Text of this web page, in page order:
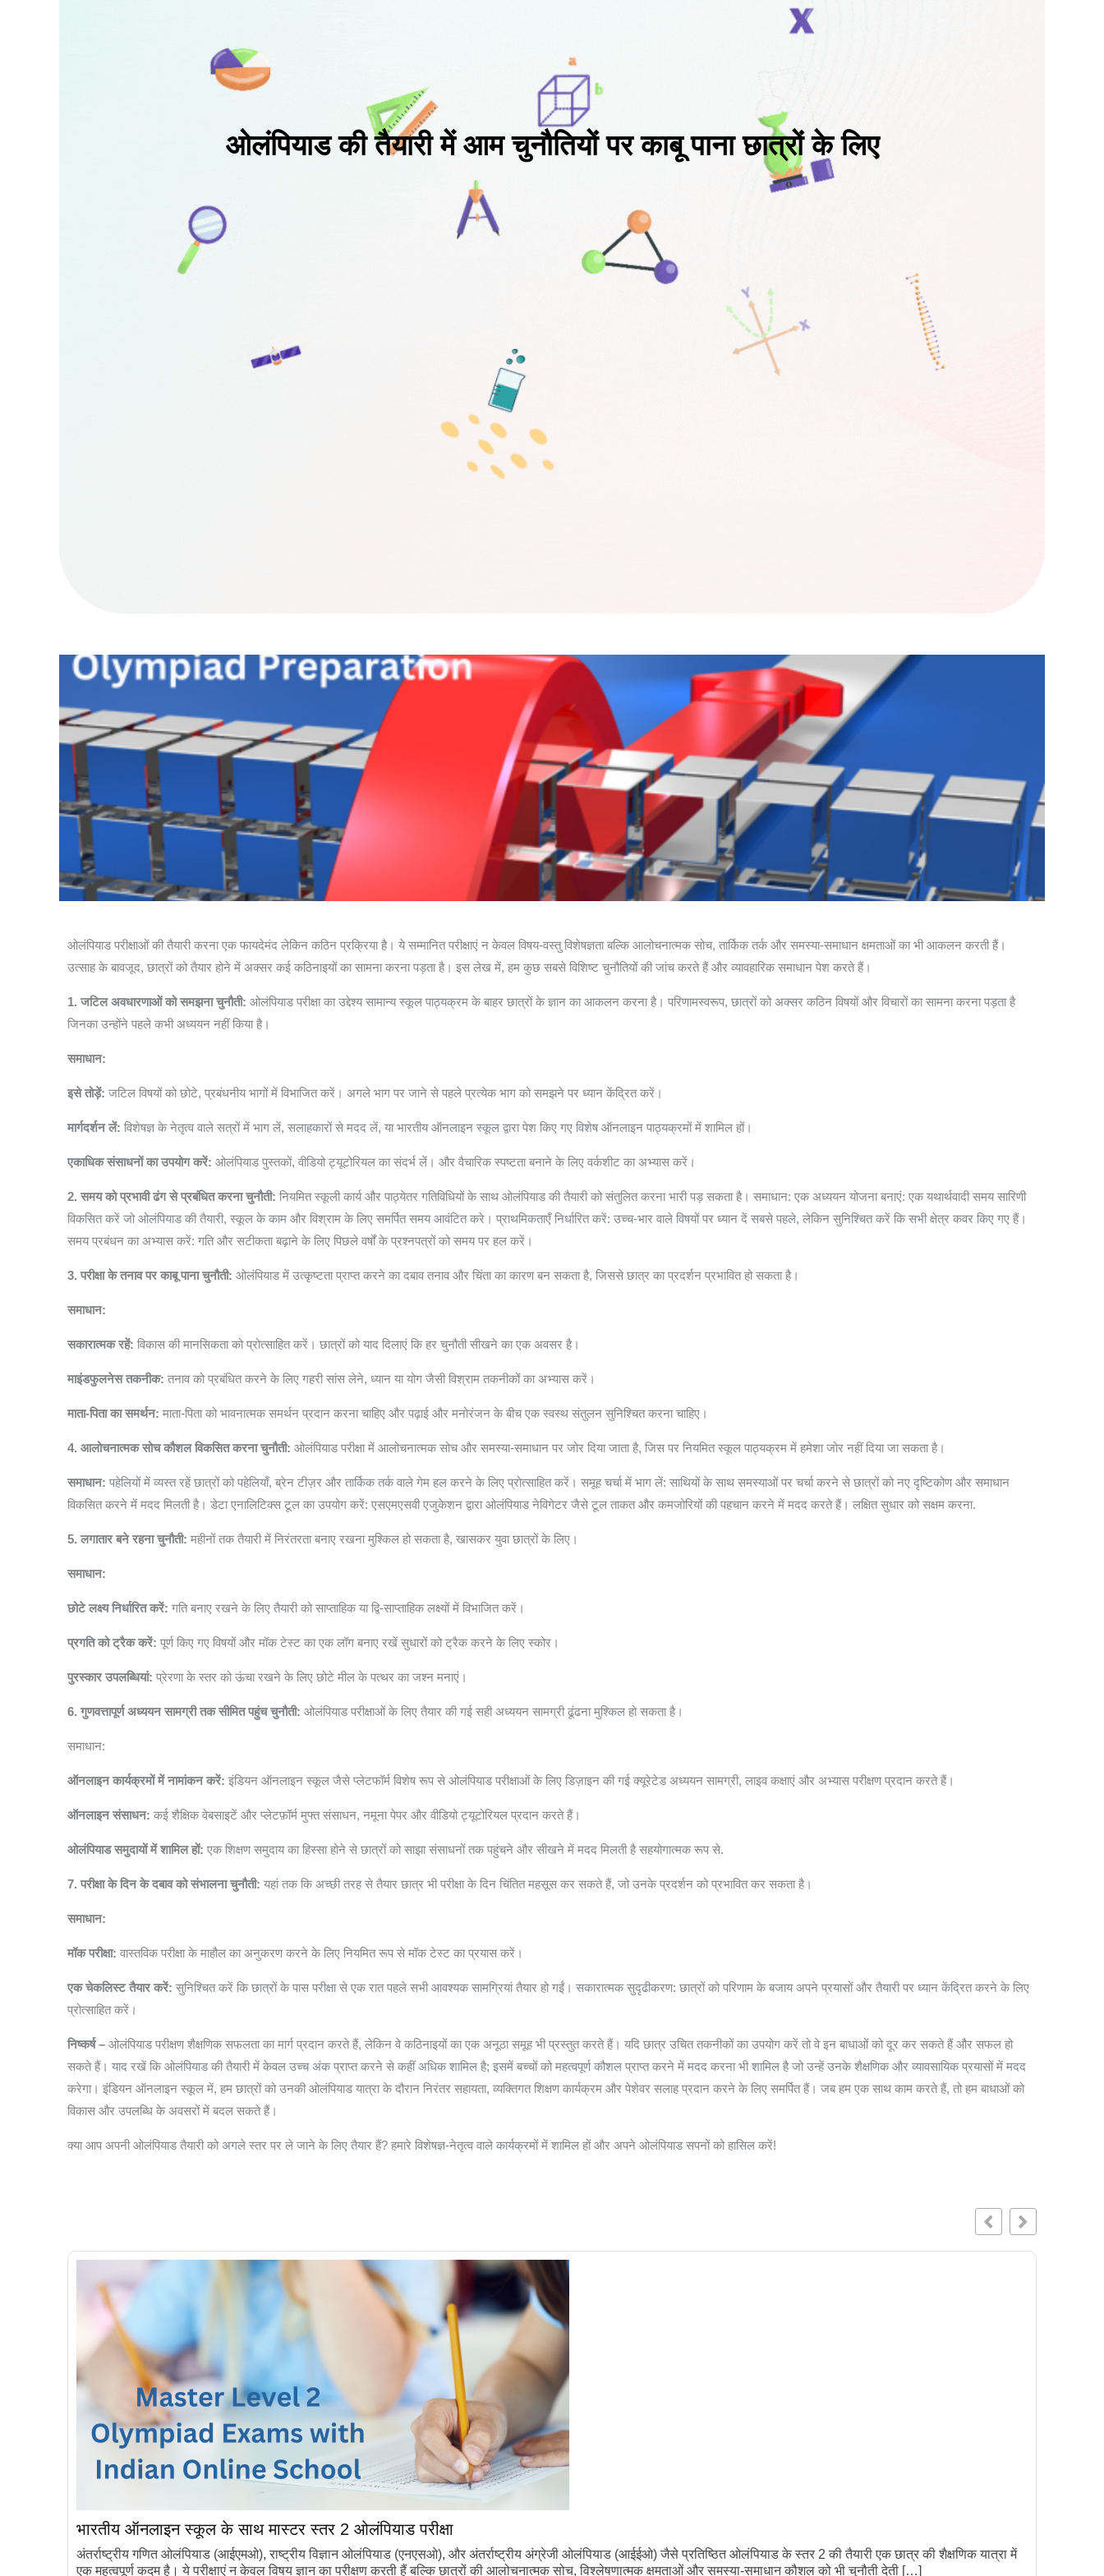
ओलंपियाड की तैयारी में आम चुनौतियों पर काबू पाना छात्रों के लिए
ओलंपियाड परीक्षाओं की तैयारी करना एक फायदेमंद लेकिन कठिन प्रक्रिया है। ये सम्मानित परीक्षाएं न केवल विषय-वस्तु विशेषज्ञता बल्कि आलोचनात्मक सोच, तार्किक तर्क और समस्या-समाधान क्षमताओं का भी आकलन करती हैं।
उत्साह के बावजूद, छात्रों को तैयार होने में अक्सर कई कठिनाइयों का सामना करना पड़ता है। इस लेख में, हम कुछ सबसे विशिष्ट चुनौतियों की जांच करते हैं और व्यावहारिक समाधान पेश करते हैं।
1. जटिल अवधारणाओं को समझना चुनौती: ओलंपियाड परीक्षा का उद्देश्य सामान्य स्कूल पाठ्यक्रम के बाहर छात्रों के ज्ञान का आकलन करना है। परिणामस्वरूप, छात्रों को अक्सर कठिन विषयों और विचारों का सामना करना पड़ता है
जिनका उन्होंने पहले कभी अध्ययन नहीं किया है।
समाधान:
इसे तोड़ें: जटिल विषयों को छोटे, प्रबंधनीय भागों में विभाजित करें। अगले भाग पर जाने से पहले प्रत्येक भाग को समझने पर ध्यान केंद्रित करें।
मार्गदर्शन लें: विशेषज्ञ के नेतृत्व वाले सत्रों में भाग लें, सलाहकारों से मदद लें, या भारतीय ऑनलाइन स्कूल द्वारा पेश किए गए विशेष ऑनलाइन पाठ्यक्रमों में शामिल हों।
एकाधिक संसाधनों का उपयोग करें: ओलंपियाड पुस्तकों, वीडियो ट्यूटोरियल का संदर्भ लें। और वैचारिक स्पष्टता बनाने के लिए वर्कशीट का अभ्यास करें।
2. समय को प्रभावी ढंग से प्रबंधित करना चुनौती: नियमित स्कूली कार्य और पाठ्येतर गतिविधियों के साथ ओलंपियाड की तैयारी को संतुलित करना भारी पड़ सकता है। समाधान: एक अध्ययन योजना बनाएं: एक यथार्थवादी समय सारिणी
विकसित करें जो ओलंपियाड की तैयारी, स्कूल के काम और विश्राम के लिए समर्पित समय आवंटित करे। प्राथमिकताएँ निर्धारित करें: उच्च-भार वाले विषयों पर ध्यान दें सबसे पहले, लेकिन सुनिश्चित करें कि सभी क्षेत्र कवर किए गए हैं।
समय प्रबंधन का अभ्यास करें: गति और सटीकता बढ़ाने के लिए पिछले वर्षों के प्रश्नपत्रों को समय पर हल करें।
3. परीक्षा के तनाव पर काबू पाना चुनौती: ओलंपियाड में उत्कृष्टता प्राप्त करने का दबाव तनाव और चिंता का कारण बन सकता है, जिससे छात्र का प्रदर्शन प्रभावित हो सकता है।
समाधान:
सकारात्मक रहें: विकास की मानसिकता को प्रोत्साहित करें। छात्रों को याद दिलाएं कि हर चुनौती सीखने का एक अवसर है।
माइंडफुलनेस तकनीक: तनाव को प्रबंधित करने के लिए गहरी सांस लेने, ध्यान या योग जैसी विश्राम तकनीकों का अभ्यास करें।
माता-पिता का समर्थन: माता-पिता को भावनात्मक समर्थन प्रदान करना चाहिए और पढ़ाई और मनोरंजन के बीच एक स्वस्थ संतुलन सुनिश्चित करना चाहिए।
4. आलोचनात्मक सोच कौशल विकसित करना चुनौती: ओलंपियाड परीक्षा में आलोचनात्मक सोच और समस्या-समाधान पर जोर दिया जाता है, जिस पर नियमित स्कूल पाठ्यक्रम में हमेशा जोर नहीं दिया जा सकता है।
समाधान: पहेलियों में व्यस्त रहें छात्रों को पहेलियाँ, ब्रेन टीज़र और तार्किक तर्क वाले गेम हल करने के लिए प्रोत्साहित करें। समूह चर्चा में भाग लें: साथियों के साथ समस्याओं पर चर्चा करने से छात्रों को नए दृष्टिकोण और समाधान
विकसित करने में मदद मिलती है। डेटा एनालिटिक्स टूल का उपयोग करें: एसएमएसवी एजुकेशन द्वारा ओलंपियाड नेविगेटर जैसे टूल ताकत और कमजोरियों की पहचान करने में मदद करते हैं। लक्षित सुधार को सक्षम करना.
5. लगातार बने रहना चुनौती: महीनों तक तैयारी में निरंतरता बनाए रखना मुश्किल हो सकता है, खासकर युवा छात्रों के लिए।
समाधान:
छोटे लक्ष्य निर्धारित करें: गति बनाए रखने के लिए तैयारी को साप्ताहिक या द्वि-साप्ताहिक लक्ष्यों में विभाजित करें।
प्रगति को ट्रैक करें: पूर्ण किए गए विषयों और मॉक टेस्ट का एक लॉग बनाए रखें सुधारों को ट्रैक करने के लिए स्कोर।
पुरस्कार उपलब्धियां: प्रेरणा के स्तर को ऊंचा रखने के लिए छोटे मील के पत्थर का जश्न मनाएं।
6. गुणवत्तापूर्ण अध्ययन सामग्री तक सीमित पहुंच चुनौती: ओलंपियाड परीक्षाओं के लिए तैयार की गई सही अध्ययन सामग्री ढूंढना मुश्किल हो सकता है।
समाधान:
ऑनलाइन कार्यक्रमों में नामांकन करें: इंडियन ऑनलाइन स्कूल जैसे प्लेटफॉर्म विशेष रूप से ओलंपियाड परीक्षाओं के लिए डिज़ाइन की गई क्यूरेटेड अध्ययन सामग्री, लाइव कक्षाएं और अभ्यास परीक्षण प्रदान करते हैं।
ऑनलाइन संसाधन: कई शैक्षिक वेबसाइटें और प्लेटफ़ॉर्म मुफ्त संसाधन, नमूना पेपर और वीडियो ट्यूटोरियल प्रदान करते हैं।
ओलंपियाड समुदायों में शामिल हों: एक शिक्षण समुदाय का हिस्सा होने से छात्रों को साझा संसाधनों तक पहुंचने और सीखने में मदद मिलती है सहयोगात्मक रूप से.
7. परीक्षा के दिन के दबाव को संभालना चुनौती: यहां तक कि अच्छी तरह से तैयार छात्र भी परीक्षा के दिन चिंतित महसूस कर सकते हैं, जो उनके प्रदर्शन को प्रभावित कर सकता है।
समाधान:
मॉक परीक्षा: वास्तविक परीक्षा के माहौल का अनुकरण करने के लिए नियमित रूप से मॉक टेस्ट का प्रयास करें।
एक चेकलिस्ट तैयार करें: सुनिश्चित करें कि छात्रों के पास परीक्षा से एक रात पहले सभी आवश्यक सामग्रियां तैयार हो गईं। सकारात्मक सुदृढीकरण: छात्रों को परिणाम के बजाय अपने प्रयासों और तैयारी पर ध्यान केंद्रित करने के लिए
प्रोत्साहित करें।
निष्कर्ष – ओलंपियाड परीक्षण शैक्षणिक सफलता का मार्ग प्रदान करते हैं, लेकिन वे कठिनाइयों का एक अनूठा समूह भी प्रस्तुत करते हैं। यदि छात्र उचित तकनीकों का उपयोग करें तो वे इन बाधाओं को दूर कर सकते हैं और सफल हो
सकते हैं। याद रखें कि ओलंपियाड की तैयारी में केवल उच्च अंक प्राप्त करने से कहीं अधिक शामिल है; इसमें बच्चों को महत्वपूर्ण कौशल प्राप्त करने में मदद करना भी शामिल है जो उन्हें उनके शैक्षणिक और व्यावसायिक प्रयासों में मदद
करेगा। इंडियन ऑनलाइन स्कूल में, हम छात्रों को उनकी ओलंपियाड यात्रा के दौरान निरंतर सहायता, व्यक्तिगत शिक्षण कार्यक्रम और पेशेवर सलाह प्रदान करने के लिए समर्पित हैं। जब हम एक साथ काम करते हैं, तो हम बाधाओं को
विकास और उपलब्धि के अवसरों में बदल सकते हैं।
क्या आप अपनी ओलंपियाड तैयारी को अगले स्तर पर ले जाने के लिए तैयार हैं? हमारे विशेषज्ञ-नेतृत्व वाले कार्यक्रमों में शामिल हों और अपने ओलंपियाड सपनों को हासिल करें!
भारतीय ऑनलाइन स्कूल के साथ मास्टर स्तर 2 ओलंपियाड परीक्षा
अंतर्राष्ट्रीय गणित ओलंपियाड (आईएमओ), राष्ट्रीय विज्ञान ओलंपियाड (एनएसओ), और अंतर्राष्ट्रीय अंग्रेजी ओलंपियाड (आईईओ) जैसे प्रतिष्ठित ओलंपियाड के स्तर 2 की तैयारी एक छात्र की शैक्षणिक यात्रा में
एक महत्वपूर्ण कदम है। ये परीक्षाएं न केवल विषय ज्ञान का परीक्षण करती हैं बल्कि छात्रों की आलोचनात्मक सोच, विश्लेषणात्मक क्षमताओं और समस्या-समाधान कौशल को भी चुनौती देती […]